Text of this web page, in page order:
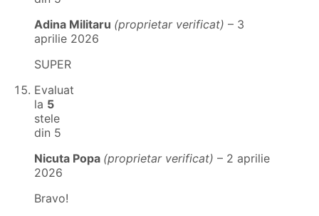
Adina Militaru (proprietar verificat) – 3
aprilie 2026
SUPER
Evaluat
la 5
stele
din 5
Nicuta Popa (proprietar verificat) – 2 aprilie
2026
Bravo!